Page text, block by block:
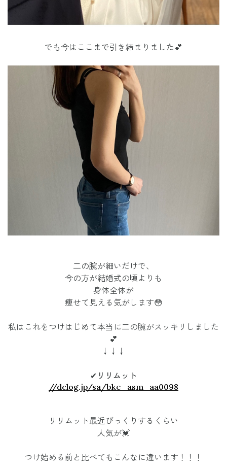
でも今はここまで引き締まりました💕
二の腕が細いだけで、
今の方が結婚式の頃よりも
身体全体が
痩せて見える気がします😳
私はこれをつけはじめて本当に二の腕がスッキリしました
💕
↓↓↓
✔︎リリムット
//dclog.jp/sa/bke_asm_aa0098
リリムット最近びっくりするくらい
人気が💓
つけ始める前と比べてもこんなに違います！！！